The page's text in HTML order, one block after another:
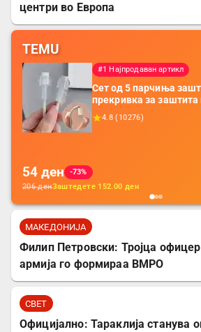
центри во Европа
TEMU
#1 Најпродаван артикл
Сет од 5 парчиња
прекривка за
додатоци за заштита
батерија, за мобилни
4.8 ( 10276)
54 ден
-73%
206денЗаштедете 152.00 ден
МАКЕДОНИЈА
Филип Петровски: Тројца
армија го формираа ВМРО
СВЕТ
Официјално: Тараклија станува